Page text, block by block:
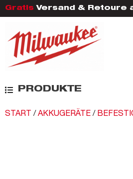
Gratis Versand & Retoure
PRODUKTE
START / AKKUGERÄTE /